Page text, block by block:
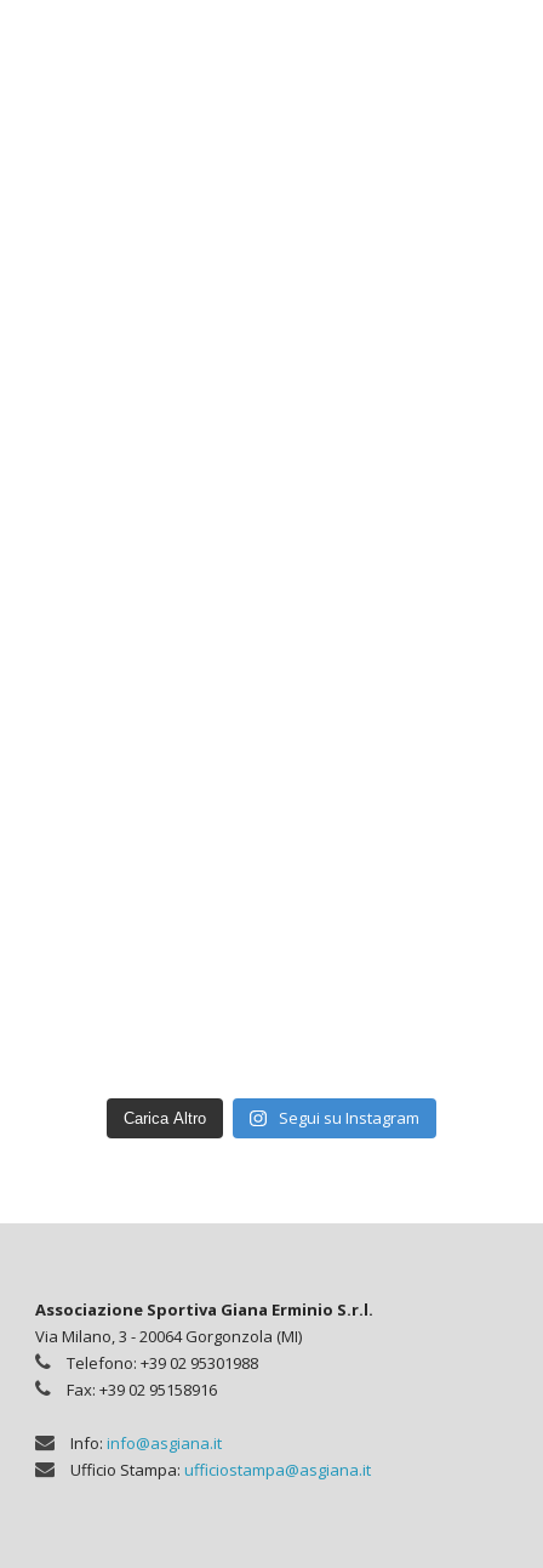
Carica Altro Segui su Instagram
Associazione Sportiva Giana Erminio S.r.l.
Via Milano, 3 - 20064 Gorgonzola (MI)
Telefono: +39 02 95301988
Fax: +39 02 95158916
Info: info@asgiana.it
Ufficio Stampa: ufficiostampa@asgiana.it